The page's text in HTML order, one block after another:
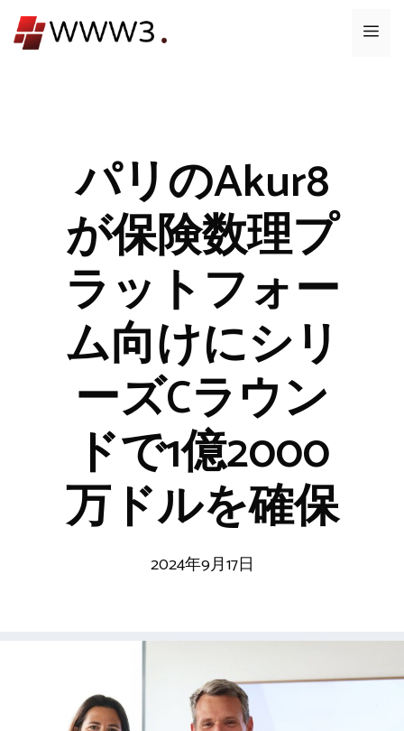
ン
メ
パリのAkur8
が保険数理プ
ラットフォー
ム向けにシリ
ーズCラウン
ドで1億2000
万ドルを確保
2024年9月17日